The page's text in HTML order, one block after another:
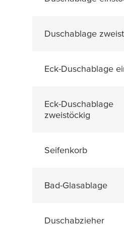
Duschablage
Eck-Duschablage
Eck-Duschablage
zweistöckig
Seifenkorb
Bad-Glasablage
Duschabzieher